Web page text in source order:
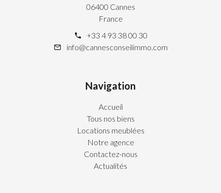
06400 Cannes
France
+33 4 93 38 00 30
info@cannesconseilimmo.com
Navigation
Accueil
Tous nos biens
Locations meublées
Notre agence
Contactez-nous
Actualités